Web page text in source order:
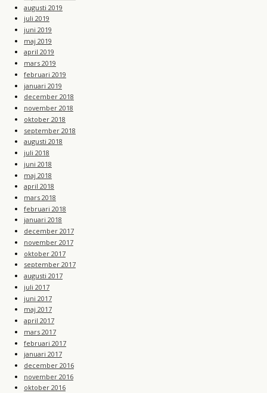
augusti 2019
juli 2019
juni 2019
maj 2019
april 2019
mars 2019
februari 2019
januari 2019
december 2018
november 2018
oktober 2018
september 2018
augusti 2018
juli 2018
juni 2018
maj 2018
april 2018
mars 2018
februari 2018
januari 2018
december 2017
november 2017
oktober 2017
september 2017
augusti 2017
juli 2017
juni 2017
maj 2017
april 2017
mars 2017
februari 2017
januari 2017
december 2016
november 2016
oktober 2016